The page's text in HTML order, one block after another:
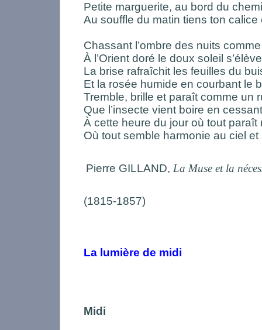
Petite marguerite, au bord du
Au souffle du matin tiens ton calice
Chassant l’ombre des nuits
À l’Orient doré le doux soleil
La brise rafraîchit les feuilles du
Et la rosée humide en courbant le
Tremble, brille et paraît comme un
Que l’insecte vient boire en
À cette heure du jour où tout paraît
Où tout semble harmonie au ciel et
Pierre GILLAND, La Muse et la
(1815-1857)
La lumière de midi
Midi